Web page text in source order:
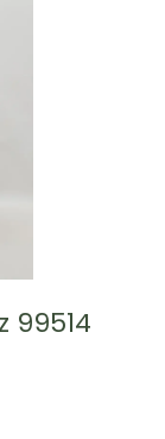
99514